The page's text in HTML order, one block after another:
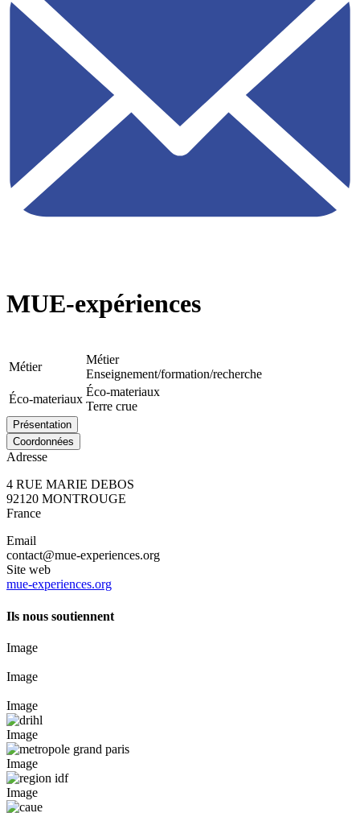
MUE-expériences
Métier
Métier
Enseignement/formation/recherche
Éco-materiaux
Éco-materiaux
Terre crue
Présentation
Coordonnées
Adresse
4 RUE MARIE DEBOS
92120 MONTROUGE
France
Email
contact@mue-experiences.org
Site web
mue-experiences.org
Ils nous soutiennent
Image
Image
Image
Image
Image
Image